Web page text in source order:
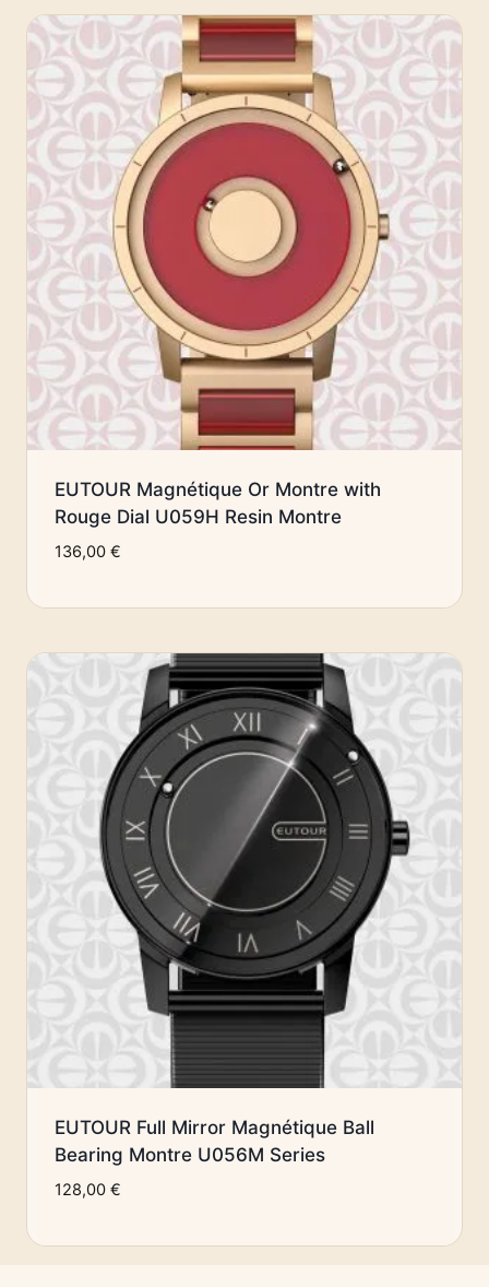
EUTOUR Magnétique Or Montre with
Rouge Dial U059H Resin Montre
136,00 €
EUTOUR Full Mirror Magnétique Ball
Bearing Montre U056M Series
128,00 €